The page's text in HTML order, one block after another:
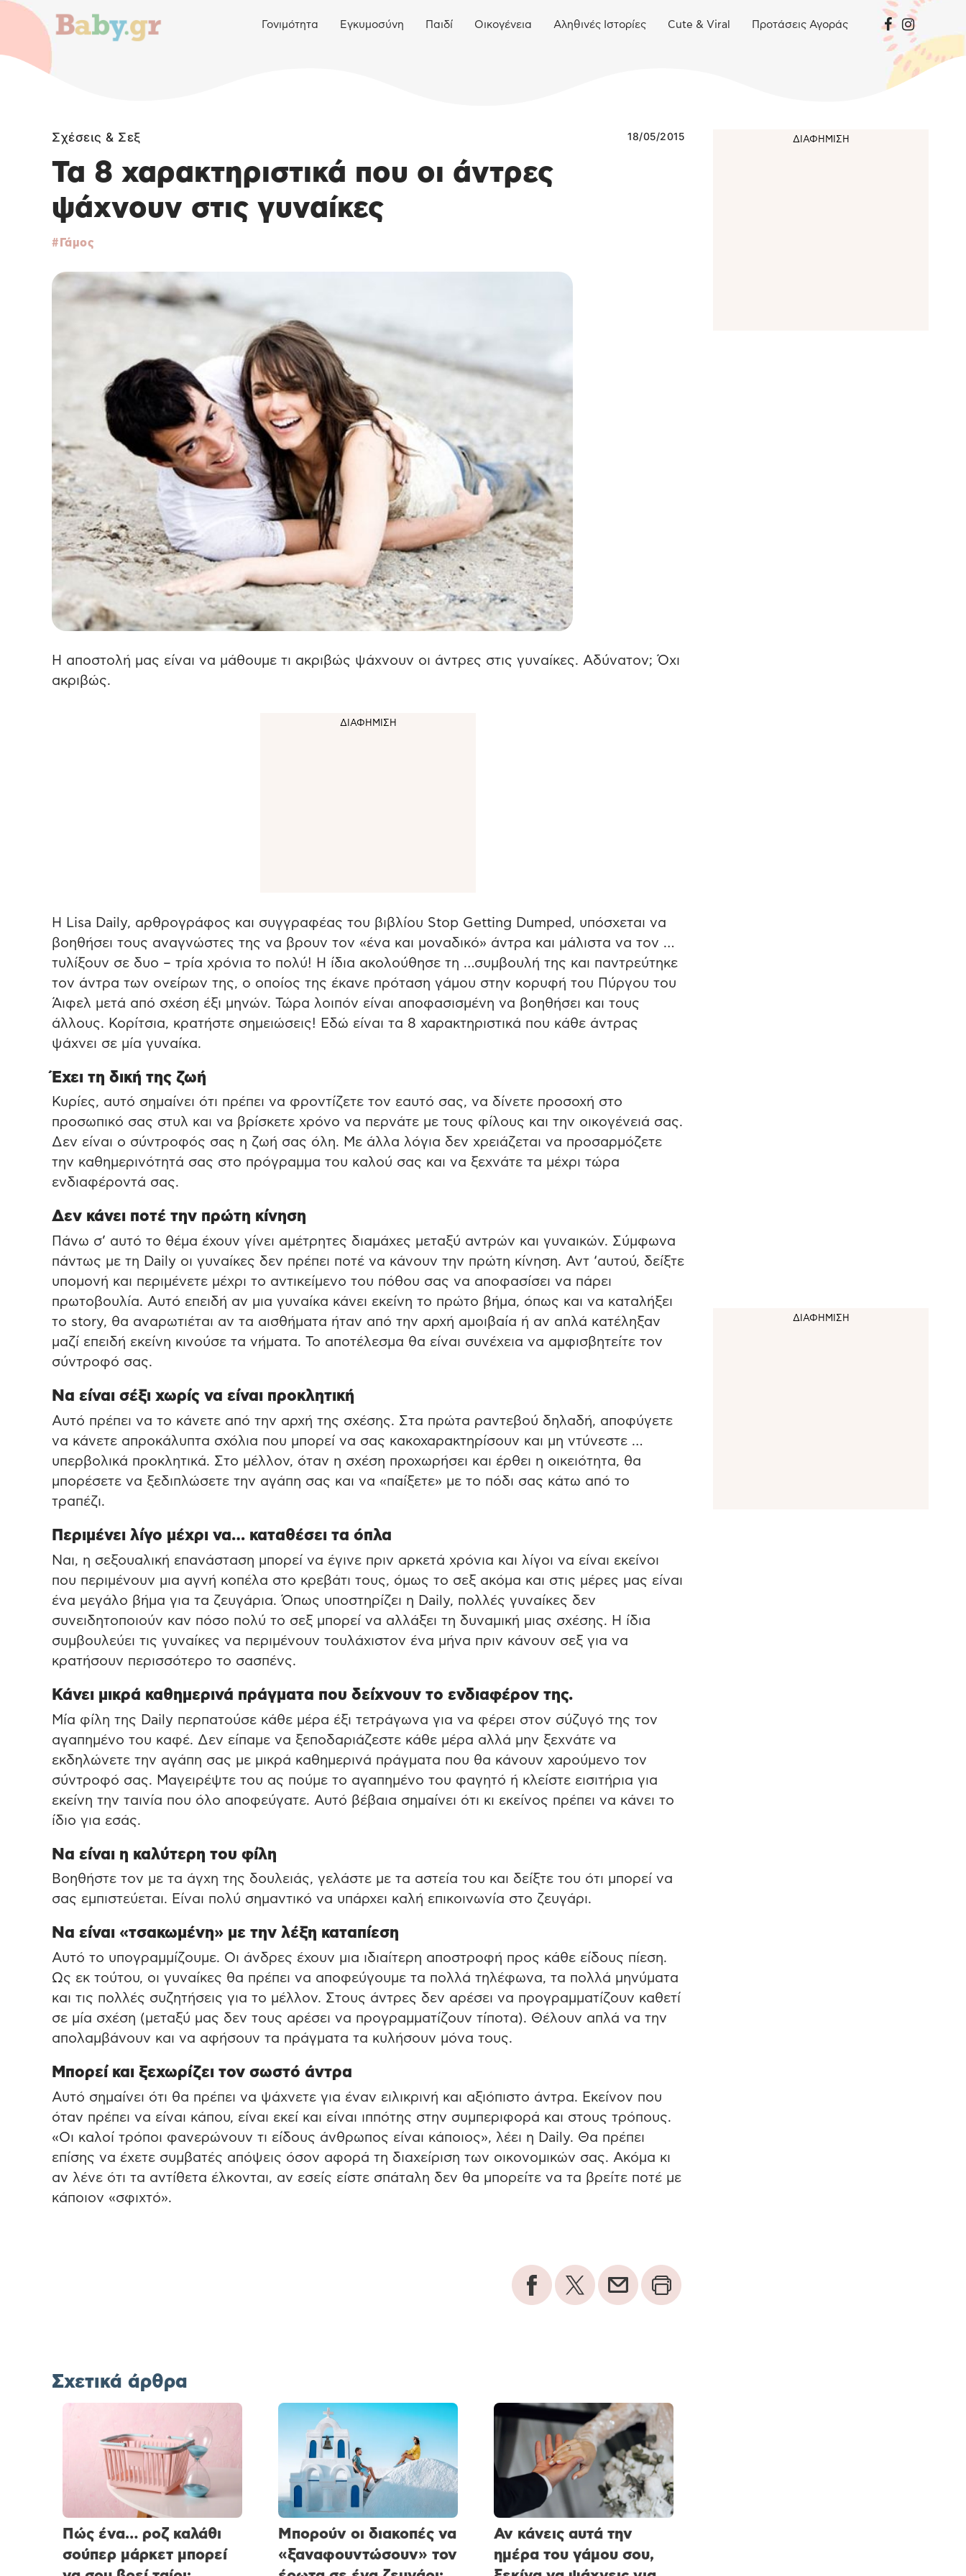
Γονιμότητα Εγκυμοσύνη Παιδί Οικογένεια Αληθινές Ιστορίες Cute & Viral Προτάσεις Αγοράς
Σχέσεις & Σεξ 18/05/2015
Τα 8 χαρακτηριστικά που οι άντρες
ψάχνουν στις γυναίκες
Γάμος
Η αποστολή μας είναι να μάθουμε τι ακριβώς ψάχνουν οι άντρες στις γυναίκες. Αδύνατον; Όχι
ακριβώς.
Η Lisa Daily, αρθρογράφος και συγγραφέας του βιβλίου Stop Getting Dumped, υπόσχεται να
βοηθήσει τους αναγνώστες της να βρουν τον «ένα και μοναδικό» άντρα και μάλιστα να τον …
τυλίξουν σε δυο – τρία χρόνια το πολύ! Η ίδια ακολούθησε τη …συμβουλή της και παντρεύτηκε
τον άντρα των ονείρων της, ο οποίος της έκανε πρόταση γάμου στην κορυφή του Πύργου του
Άιφελ μετά από σχέση έξι μηνών. Τώρα λοιπόν είναι αποφασισμένη να βοηθήσει και τους
άλλους. Κορίτσια, κρατήστε σημειώσεις! Εδώ είναι τα 8 χαρακτηριστικά που κάθε άντρας
ψάχνει σε μία γυναίκα.
Έχει τη δική της ζωή
Κυρίες, αυτό σημαίνει ότι πρέπει να φροντίζετε τον εαυτό σας, να δίνετε προσοχή στο
προσωπικό σας στυλ και να βρίσκετε χρόνο να περνάτε με τους φίλους και την οικογένειά σας.
Δεν είναι ο σύντροφός σας η ζωή σας όλη. Με άλλα λόγια δεν χρειάζεται να προσαρμόζετε
την καθημερινότητά σας στο πρόγραμμα του καλού σας και να ξεχνάτε τα μέχρι τώρα
ενδιαφέροντά σας.
Δεν κάνει ποτέ την πρώτη κίνηση
Πάνω σ’ αυτό το θέμα έχουν γίνει αμέτρητες διαμάχες μεταξύ αντρών και γυναικών. Σύμφωνα
πάντως με τη Daily οι γυναίκες δεν πρέπει ποτέ να κάνουν την πρώτη κίνηση. Αντ ‘αυτού, δείξτε
υπομονή και περιμένετε μέχρι το αντικείμενο του πόθου σας να αποφασίσει να πάρει
πρωτοβουλία. Αυτό επειδή αν μια γυναίκα κάνει εκείνη το πρώτο βήμα, όπως και να καταλήξει
το story, θα αναρωτιέται αν τα αισθήματα ήταν από την αρχή αμοιβαία ή αν απλά κατέληξαν
μαζί επειδή εκείνη κινούσε τα νήματα. Το αποτέλεσμα θα είναι συνέχεια να αμφισβητείτε τον
σύντροφό σας.
Να είναι σέξι χωρίς να είναι προκλητική
Αυτό πρέπει να το κάνετε από την αρχή της σχέσης. Στα πρώτα ραντεβού δηλαδή, αποφύγετε
να κάνετε απροκάλυπτα σχόλια που μπορεί να σας κακοχαρακτηρίσουν και μη ντύνεστε …
υπερβολικά προκλητικά. Στο μέλλον, όταν η σχέση προχωρήσει και έρθει η οικειότητα, θα
μπορέσετε να ξεδιπλώσετε την αγάπη σας και να «παίξετε» με το πόδι σας κάτω από το
τραπέζι.
Περιμένει λίγο μέχρι να… καταθέσει τα όπλα
Ναι, η σεξουαλική επανάσταση μπορεί να έγινε πριν αρκετά χρόνια και λίγοι να είναι εκείνοι
που περιμένουν μια αγνή κοπέλα στο κρεβάτι τους, όμως το σεξ ακόμα και στις μέρες μας είναι
ένα μεγάλο βήμα για τα ζευγάρια. Όπως υποστηρίζει η Daily, πολλές γυναίκες δεν
συνειδητοποιούν καν πόσο πολύ το σεξ μπορεί να αλλάξει τη δυναμική μιας σχέσης. Η ίδια
συμβουλεύει τις γυναίκες να περιμένουν τουλάχιστον ένα μήνα πριν κάνουν σεξ για να
κρατήσουν περισσότερο το σασπένς.
Κάνει μικρά καθημερινά πράγματα που δείχνουν το ενδιαφέρον της.
Μία φίλη της Daily περπατούσε κάθε μέρα έξι τετράγωνα για να φέρει στον σύζυγό της τον
αγαπημένο του καφέ. Δεν είπαμε να ξεποδαριάζεστε κάθε μέρα αλλά μην ξεχνάτε να
εκδηλώνετε την αγάπη σας με μικρά καθημερινά πράγματα που θα κάνουν χαρούμενο τον
σύντροφό σας. Μαγειρέψτε του ας πούμε το αγαπημένο του φαγητό ή κλείστε εισιτήρια για
εκείνη την ταινία που όλο αποφεύγατε. Αυτό βέβαια σημαίνει ότι κι εκείνος πρέπει να κάνει το
ίδιο για εσάς.
Να είναι η καλύτερη του φίλη
Βοηθήστε τον με τα άγχη της δουλειάς, γελάστε με τα αστεία του και δείξτε του ότι μπορεί να
σας εμπιστεύεται. Είναι πολύ σημαντικό να υπάρχει καλή επικοινωνία στο ζευγάρι.
Να είναι «τσακωμένη» με την λέξη καταπίεση
Αυτό το υπογραμμίζουμε. Οι άνδρες έχουν μια ιδιαίτερη αποστροφή προς κάθε είδους πίεση.
Ως εκ τούτου, οι γυναίκες θα πρέπει να αποφεύγουμε τα πολλά τηλέφωνα, τα πολλά μηνύματα
και τις πολλές συζητήσεις για το μέλλον. Στους άντρες δεν αρέσει να προγραμματίζουν καθετί
σε μία σχέση (μεταξύ μας δεν τους αρέσει να προγραμματίζουν τίποτα). Θέλουν απλά να την
απολαμβάνουν και να αφήσουν τα πράγματα τα κυλήσουν μόνα τους.
Μπορεί και ξεχωρίζει τον σωστό άντρα
Αυτό σημαίνει ότι θα πρέπει να ψάχνετε για έναν ειλικρινή και αξιόπιστο άντρα. Εκείνον που
όταν πρέπει να είναι κάπου, είναι εκεί και είναι ιππότης στην συμπεριφορά και στους τρόπους.
«Οι καλοί τρόποι φανερώνουν τι είδους άνθρωπος είναι κάποιος», λέει η Daily. Θα πρέπει
επίσης να έχετε συμβατές απόψεις όσον αφορά τη διαχείριση των οικονομικών σας. Ακόμα κι
αν λένε ότι τα αντίθετα έλκονται, αν εσείς είστε σπάταλη δεν θα μπορείτε να τα βρείτε ποτέ με
κάποιον «σφιχτό».
Σχετικά άρθρα
Πώς ένα… ροζ καλάθι
σούπερ μάρκετ μπορεί
Μπορούν οι διακοπές να
«ξαναφουντώσουν» τον
Αν κάνεις αυτά την
ημέρα του γάμου σου,